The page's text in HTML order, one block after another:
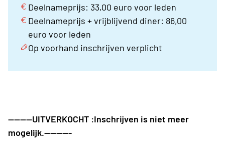
Deelnameprijs: 33,00 euro voor leden
Deelnameprijs + vrijblijvend diner: 86,00
euro voor leden
Op voorhand inschrijven verplicht
--------UITVERKOCHT :Inschrijven is niet meer
mogelijk.---------